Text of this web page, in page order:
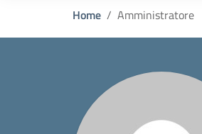
Home Amministratore